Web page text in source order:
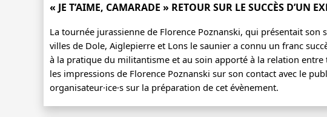
« JE T’AIME, CAMARADE » RETOUR SUR LE SUCCÈS D’UN
La tournée jurassienne de Florence Poznanski, qui présentait son
villes de Dole, Aiglepierre et Lons le saunier a connu un franc
à la pratique du militantisme et au soin apporté à la relation entre
les impressions de Florence Poznanski sur son contact avec le
organisateur·ice·s sur la préparation de cet évènement.